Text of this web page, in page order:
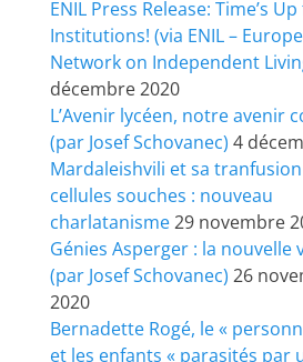
ENIL Press Release: Time’s
Institutions! (via ENIL –
Network on Independent
décembre 2020
L’Avenir lycéen, notre avenir
(par Josef Schovanec) 4
Mardaleishvili et sa
cellules souches : nouveau
charlatanisme29 novembre
Génies Asperger : la nouvelle
(par Josef Schovanec) 26
2020
Bernadette Rogé, le «
et les enfants « parasités par